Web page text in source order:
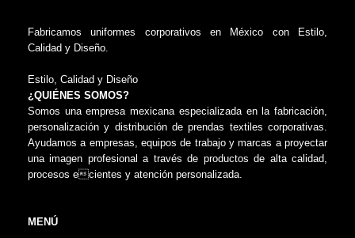
Fabricamos uniformes corporativos en México con Estilo,
Calidad y Diseño.
Estilo, Calidad y Diseño
¿QUIÉNES SOMOS?
Somos una empresa mexicana especializada en la fabricación,
personalización y distribución de prendas textiles corporativas.
Ayudamos a empresas, equipos de trabajo y marcas a proyectar
una imagen profesional a través de productos de alta calidad,
procesos ecientes y atención personalizada.
MENÚ